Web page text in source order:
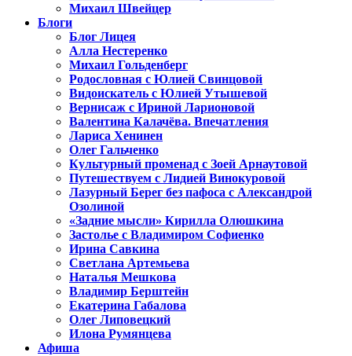
Михаил Швейцер
Блоги
Блог Лицея
Алла Нестеренко
Михаил Гольденберг
Родословная с Юлией Свинцовой
Видоискатель с Юлией Утышевой
Вернисаж с Ириной Ларионовой
Валентина Калачёва. Впечатления
Лариса Хенинен
Олег Гальченко
Культурный променад с Зоей Арнаутовой
Путешествуем с Лидией Винокуровой
Лазурный Берег без пафоса с Александрой
Озолиной
«Задние мысли» Кирилла Олюшкина
Застолье с Владимиром Софиенко
Ирина Савкина
Светлана Артемьева
Наталья Мешкова
Владимир Берштейн
Екатерина Габалова
Олег Липовецкий
Илона Румянцева
Афиша